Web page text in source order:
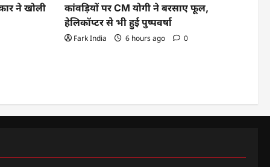
ने खोली
कांवड़ियों पर CM योगी ने बरसाए फूल,
हेलिकॉप्टर से भी हुई पुष्पवर्षा
Fark India 6 hours ago 0